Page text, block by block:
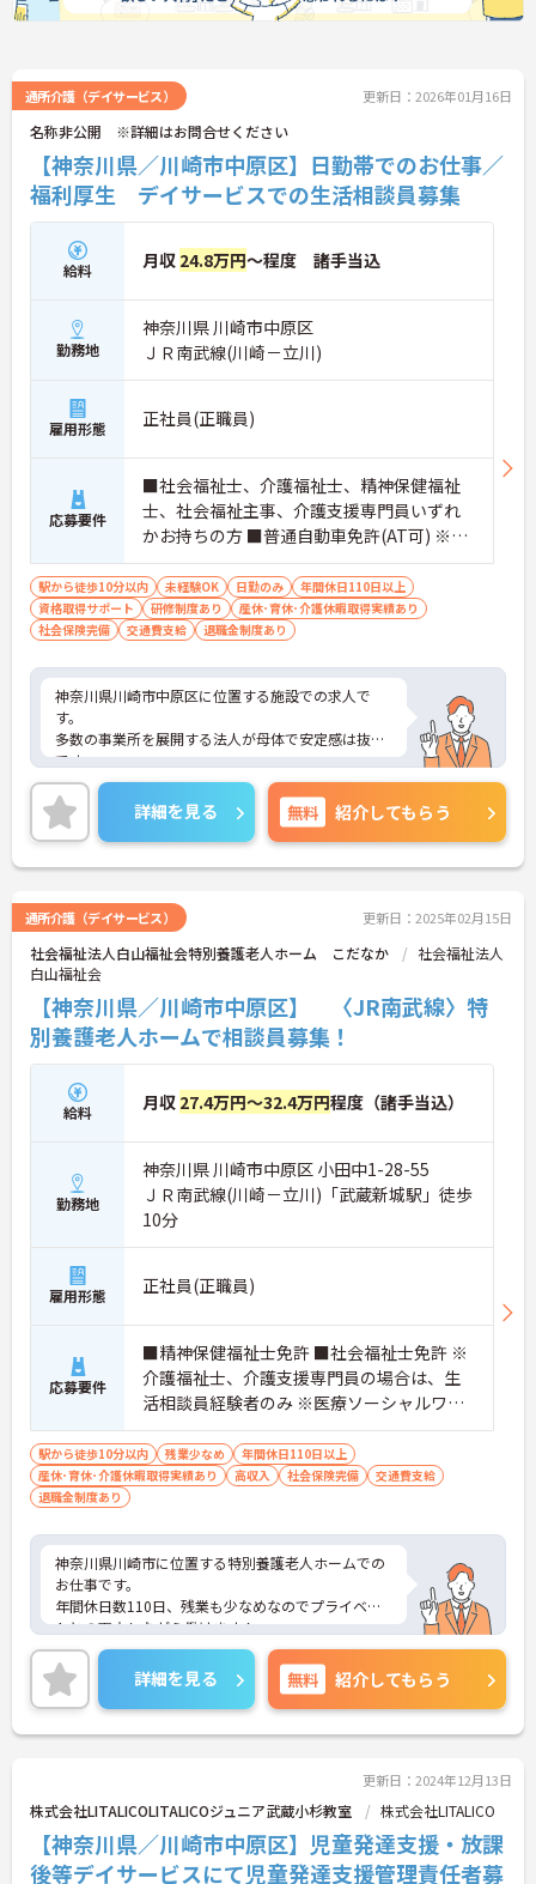
通所介護（デイサービス） 更新日：2026年01月16日
名称非公開 ※詳細はお問合せください
【神奈川県／川崎市中原区】日勤帯でのお仕事／
福利厚生 デイサービスでの生活相談員募集
給料 月収 24.8万円～程度 諸手当込
勤務地
神奈川県 川崎市中原区
ＪＲ南武線(川崎－立川)
雇用形態 正社員(正職員)
応募要件
■社会福祉士、介護福祉士、精神保健福祉
士、社会福祉主事、介護支援専門員いずれ
かお持ちの方 ■普通自動車免許(AT可) ※未
経験者可
駅から徒歩10分以内 未経験OK 日勤のみ
年間休日110日以上
資格取得サポート
研修制度あり
産休･育休･介護休暇取得実績あり
社会保険完備
交通費支給 退職金制度あり
神奈川県川崎市中原区に位置する施設での求人で
す。
多数の事業所を展開する法人が母体で安定感は抜群
です。
福利厚生が整っておりますので安心してご就業して
いただけます。
ご興味ある方には、面接対策ポイントなど、さらに
詳細をお話しいたしますのでお気軽にご相談くださ
い！
詳細を見る 無料 紹介してもらう
通所介護（デイサービス） 更新日：2025年02月15日
社会福祉法人白山福祉会特別養護老人ホーム こだなか
社会福祉法人
白山福祉会
【神奈川県／川崎市中原区】 〈JR南武線〉特
別養護老人ホームで相談員募集！
給料 月収 27.4万円～32.4万円程度（諸手当込）
勤務地
神奈川県 川崎市中原区 小田中1-28-55
ＪＲ南武線(川崎－立川)「武蔵新城駅」徒歩
10分
雇用形態 正社員(正職員)
応募要件
■精神保健福祉士免許 ■社会福祉士免許 ※
介護福祉士、介護支援専門員の場合は、生
活相談員経験者のみ ※医療ソーシャルワー
カー経験者 ※社会福祉主事等の場合は応相
談
駅から徒歩10分以内 残業少なめ
年間休日110日以上
産休･育休･介護休暇取得実績あり
高収入 社会保険完備
交通費支給
退職金制度あり
神奈川県川崎市に位置する特別養護老人ホームでの
お仕事です。
年間休日数110日、残業も少なめなのでプライベー
トとの両立しながら働けます！
ご興味ある方には、面接のポイントなど、さらに詳
細をお話致しますのでお気軽にご相談ください。
詳細を見る 無料 紹介してもらう
更新日：2024年12月13日
株式会社LITALICOLITALICOジュニア武蔵小杉教室 株式会社LITALICO
【神奈川県／川崎市中原区】児童発達支援・放課
後等デイサービスにて児童発達支援管理責任者募